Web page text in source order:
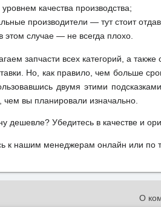
качества производства;
производители — тут стоит
этом случае — не всегда плохо.
запчасти всех категорий, а
Но, как правило, чем больше
двумя этими
вы планировали изначально.
дешевле? Убедитесь в качестве и
к нашим менеджерам онлайн или по
О